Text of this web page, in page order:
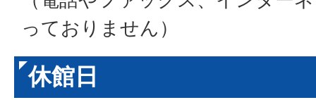
っておりません）
休館日